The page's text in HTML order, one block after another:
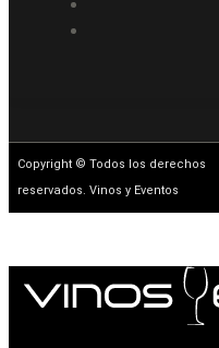
Copyright © Todos los derechos
reservados. Vinos y Eventos